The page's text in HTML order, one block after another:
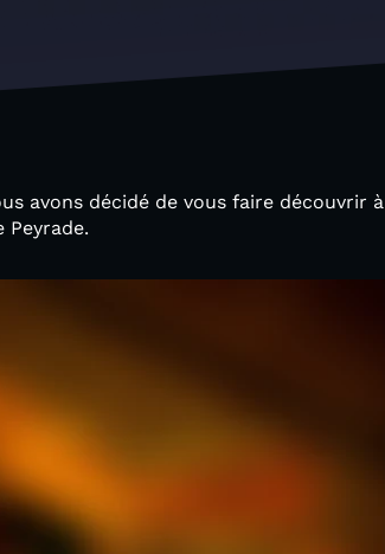
avons décidé de vous faire découvrir à